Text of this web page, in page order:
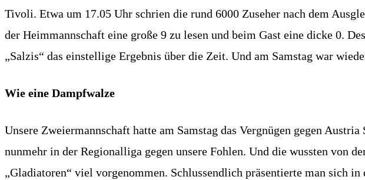
Tivoli. Etwa um 17.05 Uhr schrien die rund 6000 Zuseher nach dem
der Heimmannschaft eine große 9 zu lesen und beim Gast eine dicke 0.
„Salzis“ das einstellige Ergebnis über die Zeit. Und am Samstag war
Wie eine Dampfwalze
Unsere Zweiermannschaft hatte am Samstag das Vergnügen gegen
nunmehr in der Regionalliga gegen unsere Fohlen. Und die wussten von
„Gladiatoren“ viel vorgenommen. Schlussendlich präsentierte man sich